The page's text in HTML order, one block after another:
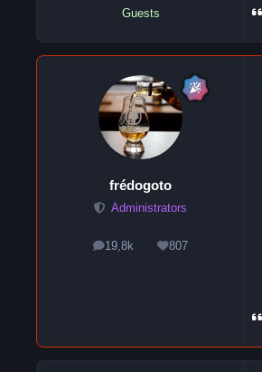
Guests
frédogoto
Administrators
19,8k
messages807
Réputation